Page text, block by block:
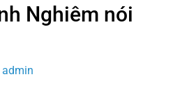
Nghiêm nói
admin